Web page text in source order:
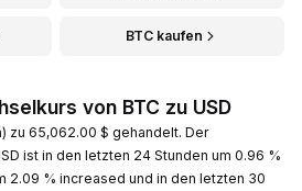
BTC kaufen
von BTC zu USD
zu 65,062.00 $ gehandelt. Der
ist in den letzten 24 Stunden um 0.96 %
2.09 % increased und in den letzten 30